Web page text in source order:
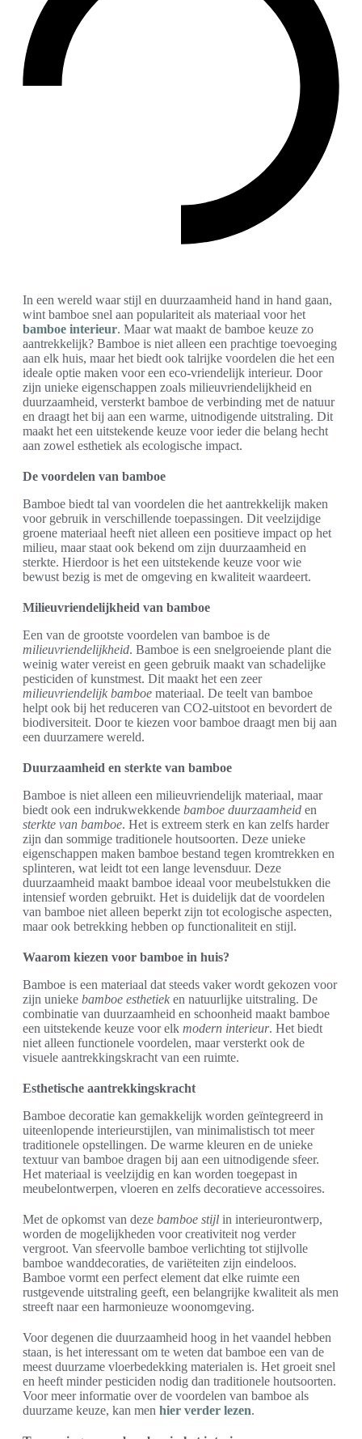
In een wereld waar stijl en duurzaamheid hand in hand gaan,
wint bamboe snel aan populariteit als materiaal voor het
bamboe interieur. Maar wat maakt de bamboe keuze zo
aantrekkelijk? Bamboe is niet alleen een prachtige toevoeging
aan elk huis, maar het biedt ook talrijke voordelen die het een
ideale optie maken voor een eco-vriendelijk interieur. Door
zijn unieke eigenschappen zoals milieuvriendelijkheid en
duurzaamheid, versterkt bamboe de verbinding met de natuur
en draagt het bij aan een warme, uitnodigende uitstraling. Dit
maakt het een uitstekende keuze voor ieder die belang hecht
aan zowel esthetiek als ecologische impact.
De voordelen van bamboe
Bamboe biedt tal van voordelen die het aantrekkelijk maken
voor gebruik in verschillende toepassingen. Dit veelzijdige
groene materiaal heeft niet alleen een positieve impact op het
milieu, maar staat ook bekend om zijn duurzaamheid en
sterkte. Hierdoor is het een uitstekende keuze voor wie
bewust bezig is met de omgeving en kwaliteit waardeert.
Milieuvriendelijkheid van bamboe
Een van de grootste voordelen van bamboe is de
milieuvriendelijkheid. Bamboe is een snelgroeiende plant die
weinig water vereist en geen gebruik maakt van schadelijke
pesticiden of kunstmest. Dit maakt het een zeer
milieuvriendelijk bamboe materiaal. De teelt van bamboe
helpt ook bij het reduceren van CO2-uitstoot en bevordert de
biodiversiteit. Door te kiezen voor bamboe draagt men bij aan
een duurzamere wereld.
Duurzaamheid en sterkte van bamboe
Bamboe is niet alleen een milieuvriendelijk materiaal, maar
biedt ook een indrukwekkende bamboe duurzaamheid en
sterkte van bamboe. Het is extreem sterk en kan zelfs harder
zijn dan sommige traditionele houtsoorten. Deze unieke
eigenschappen maken bamboe bestand tegen kromtrekken en
splinteren, wat leidt tot een lange levensduur. Deze
duurzaamheid maakt bamboe ideaal voor meubelstukken die
intensief worden gebruikt. Het is duidelijk dat de voordelen
van bamboe niet alleen beperkt zijn tot ecologische aspecten,
maar ook betrekking hebben op functionaliteit en stijl.
Waarom kiezen voor bamboe in huis?
Bamboe is een materiaal dat steeds vaker wordt gekozen voor
zijn unieke bamboe esthetiek en natuurlijke uitstraling. De
combinatie van duurzaamheid en schoonheid maakt bamboe
een uitstekende keuze voor elk modern interieur. Het biedt
niet alleen functionele voordelen, maar versterkt ook de
visuele aantrekkingskracht van een ruimte.
Esthetische aantrekkingskracht
Bamboe decoratie kan gemakkelijk worden geïntegreerd in
uiteenlopende interieurstijlen, van minimalistisch tot meer
traditionele opstellingen. De warme kleuren en de unieke
textuur van bamboe dragen bij aan een uitnodigende sfeer.
Het materiaal is veelzijdig en kan worden toegepast in
meubelontwerpen, vloeren en zelfs decoratieve accessoires.
Met de opkomst van deze bamboe stijl in interieurontwerp,
worden de mogelijkheden voor creativiteit nog verder
vergroot. Van sfeervolle bamboe verlichting tot stijlvolle
bamboe wanddecoraties, de variëteiten zijn eindeloos.
Bamboe vormt een perfect element dat elke ruimte een
rustgevende uitstraling geeft, een belangrijke kwaliteit als men
streeft naar een harmonieuze woonomgeving.
Voor degenen die duurzaamheid hoog in het vaandel hebben
staan, is het interessant om te weten dat bamboe een van de
meest duurzame vloerbedekking materialen is. Het groeit snel
en heeft minder pesticiden nodig dan traditionele houtsoorten.
Voor meer informatie over de voordelen van bamboe als
duurzame keuze, kan men hier verder lezen.